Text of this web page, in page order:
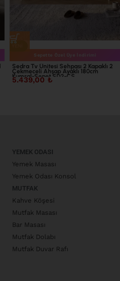
Sepette Özel Üye İndirimi
Sedra Tv Ünitesi Sehpası 2 Kapaklı 2
Çekmeceli Ahşap Ayaklı 180cm
Kumsal-Sepet SD2-CS
5.439,00₺
YEMEK ODASI
Yemek Masası
Yemek Odası Konsol
MUTFAK
Kahve Köşesi
Mutfak Masası
Bar Masası
Mutfak Dolabı
Mutfak Duvar Rafı